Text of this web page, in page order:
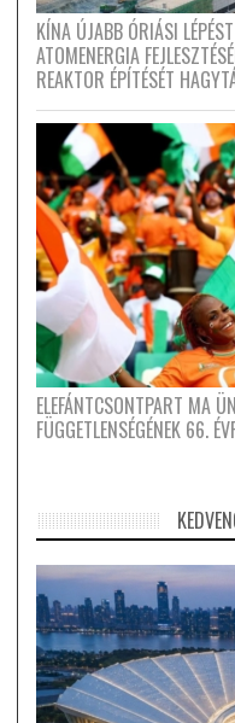
KÍNA ÚJABB ÓRIÁSI
ATOMENERGIA
REAKTOR ÉPÍTÉSÉT
ELEFÁNTCSONTPART MA
FÜGGETLENSÉGÉNEK 66.